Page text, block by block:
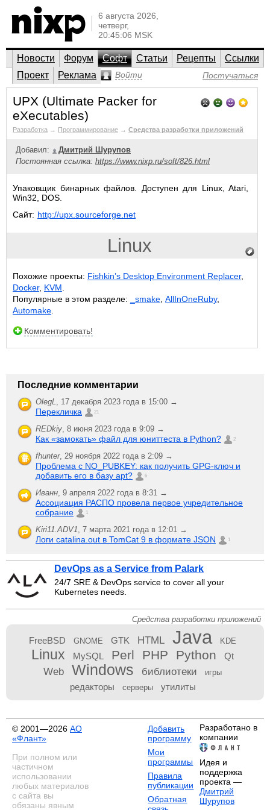
6 августа 2026,
четверг,
20:45:06 MSK
Новости Форум Софт Статьи Рецепты
Ссылки
Проект
Реклама Войти Постучаться
UPX (Ultimate Packer for
eXecutables)
Разработка → Программирование → Средства разработки приложений
Добавил:
Дмитрий Шурупов
Постоянная ссылка: https://www.nixp.ru/soft/826.html
Упаковщик бинарных файлов. Доступен для Linux, Atari,
Win32, DOS.
Сайт: http://upx.sourceforge.net
Linux
Похожие проекты: Fishkin’s Desktop Environment Replacer,
Docker, KVM
Популярные в этом разделе:
_smake AllInOneRuby,
Automake
Комментировать!
Последние комментарии
OlegL, 17 декабря 2023 года в 15:00 →
Перекличка 21
REDkiy, 8 июня 2023 года в 9:09 →
Как «замокать» файл для юниттеста в Python? 2
fhunter, 29 ноября 2022 года в 2:09 →
Проблема с NO_PUBKEY: как получить GPG-ключ и
добавить его в базу apt?
6
Иванн, 9 апреля 2022 года в 8:31 →
Ассоциация РАСПО провела первое учредительное
собрание
1
Kiri11.ADV1, 7 марта 2021 года в 12:01 →
Логи catalina.out в TomCat 9 в формате JSON 1
DevOps as a Service from Palark
24/7 SRE & DevOps service to cover all your
Kubernetes needs.
Средства разработки приложений
FreeBSD GNOME GTK HTML Java KDE
Linux MySQL Perl PHP Python Qt
Web Windows библиотеки игры
редакторы серверы утилиты
© 2001—2026 АО
«Флант»
При полном или
частичном
использовании
любых материалов
с сайта вы
обязаны явным
Добавить
программу
Мои
программы
Правила
публикации
Обратная
Разработано в
компании
Идея и
поддержка
проекта —
Дмитрий
Шурупов